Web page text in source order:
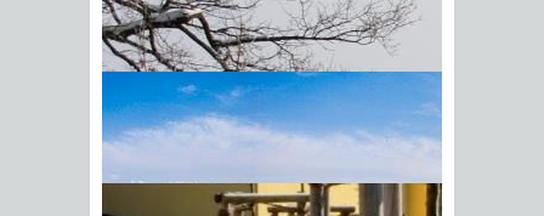
BIick vom Galgenberg auf
Hohenstadt
Ausnahmen ist jedes Grundstück im
Grundbuch auf einem Grundbuchblatt
eingetragen und verzeichnet.
Bedeutsam für Erwerber eines
Grundstücks ist der öffentliche Glaube
an die Richtigkeit und Vollständigkeit
des Grundbuchs.